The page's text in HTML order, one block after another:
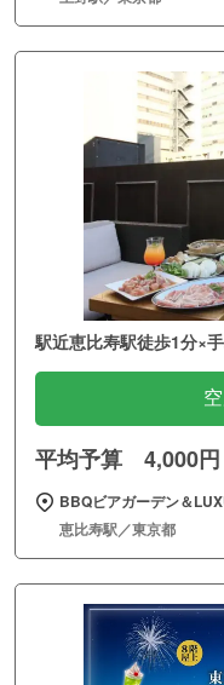
駅近恵比寿駅徒歩1分×
平均予算 4,000円
BBQビアガーデン＆
恵比寿駅／東京都